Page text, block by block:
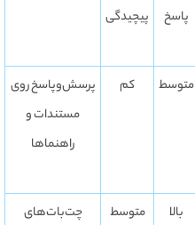
پاسخ
پیچیدگی
متوسط کم
پرسش‌وپاسخ روی
مستندات و
راهنماها
بالا متوسط
چت‌بات‌های